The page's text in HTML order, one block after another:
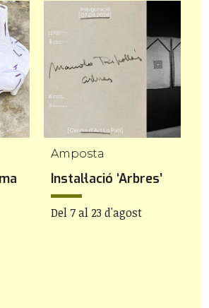
Amposta
Instal·lació ‘Arbres’
Del 7 al 23 d'agost